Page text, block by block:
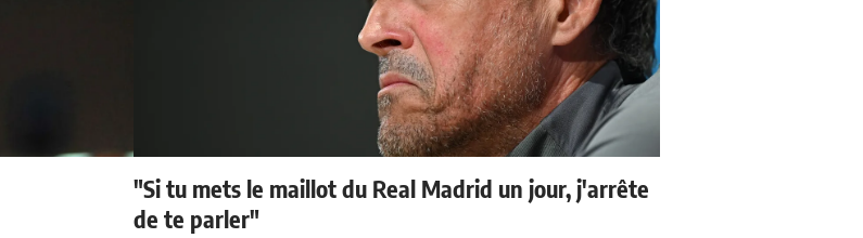
"Si tu mets le maillot du Real Madrid un jour, j'arrête
de te parler"